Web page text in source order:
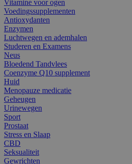
Vitamine voor ogen
Voedingssupplementen
Antioxydanten
Enzymen
Luchtwegen en ademhalen
Studeren en Examens
Neus
Bloedend Tandvlees
Coenzyme Q10 supplement
Huid
Menopauze medicatie
Geheugen
Urinewegen
Sport
Prostaat
Stress en Slaap
CBD
Seksualiteit
Gewrichten